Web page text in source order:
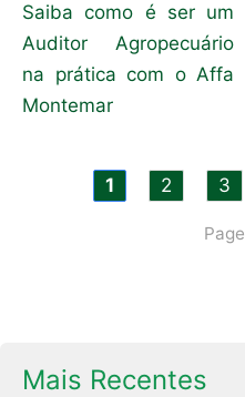
Saiba como é ser um
Auditor Agropecuário
na prática com o Affa
Montemar
1 2 3
Mais Recentes